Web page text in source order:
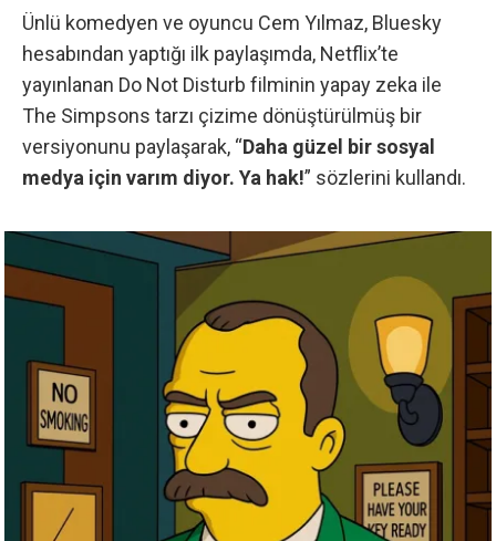
Ünlü komedyen ve oyuncu Cem Yılmaz, Bluesky
hesabından yaptığı ilk paylaşımda, Netflix’te
yayınlanan Do Not Disturb filminin yapay zeka ile
The Simpsons tarzı çizime dönüştürülmüş bir
versiyonunu paylaşarak, “Daha güzel bir sosyal
medya için varım diyor. Ya hak!” sözlerini kullandı.